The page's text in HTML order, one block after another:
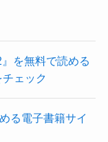
を無料で読める
ェック
る電子書籍サイ